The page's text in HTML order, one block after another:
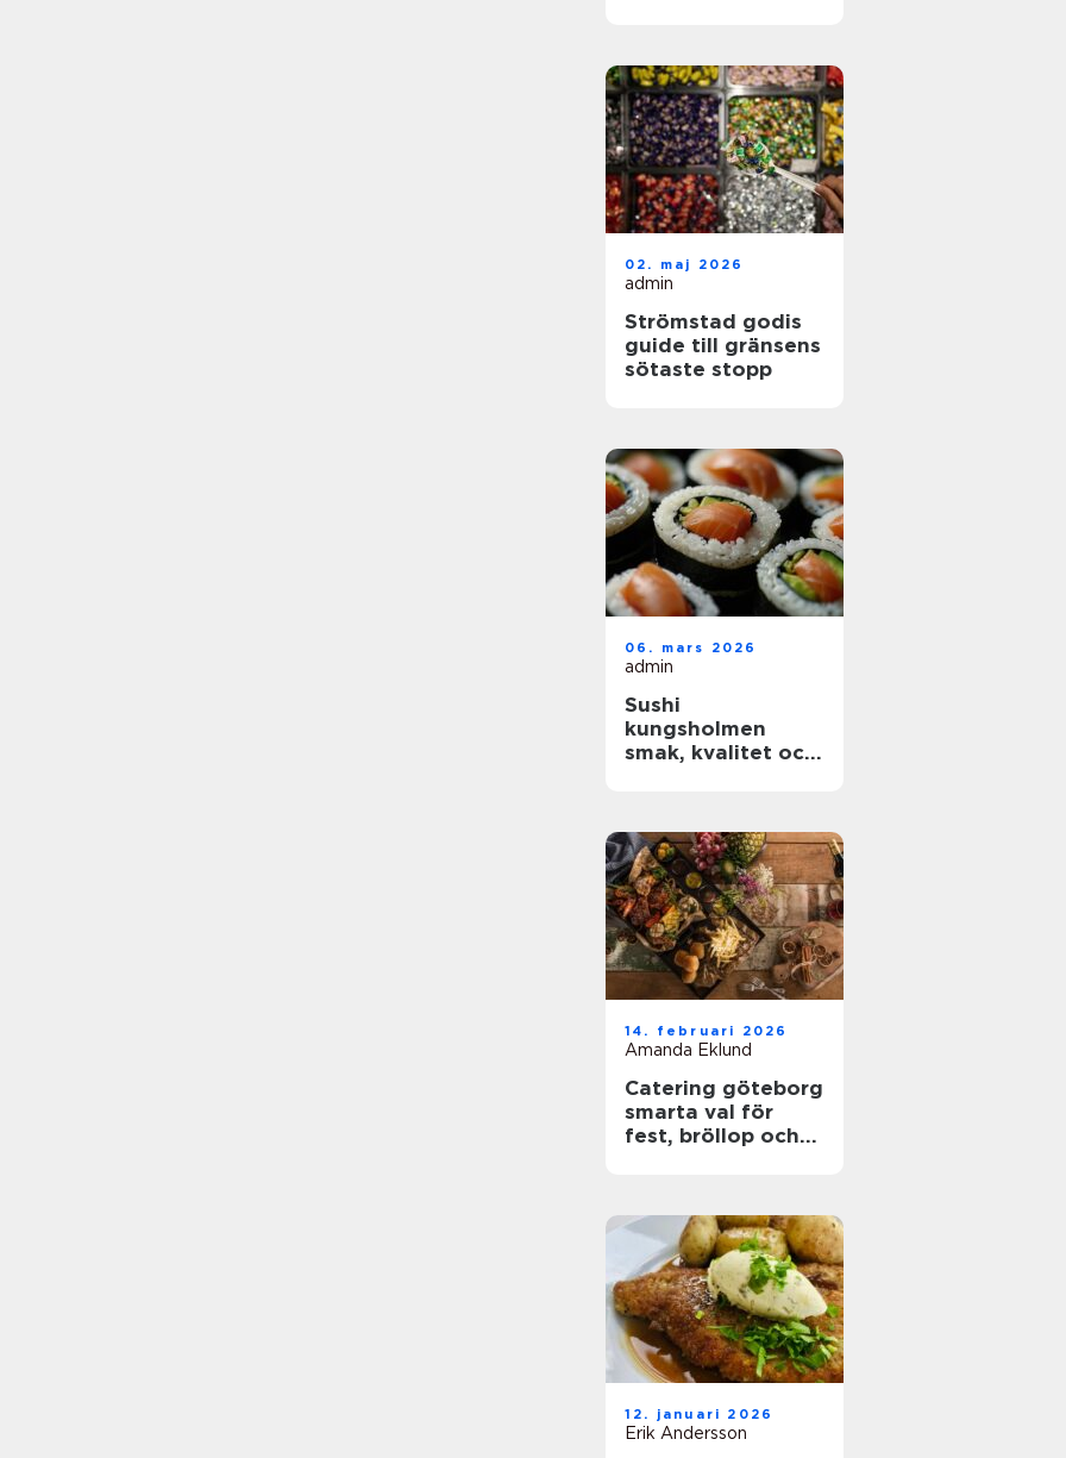
02. maj 2026
admin
Strömstad godis
guide till gränsens
sötaste stopp
06. mars 2026
admin
Sushi
kungsholmen
smak, kvalitet och
14. februari 2026
Amanda Eklund
Catering göteborg
smarta val för
fest, bröllop och
12. januari 2026
Erik Andersson